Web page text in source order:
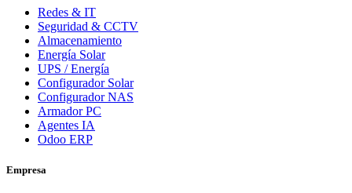
Redes & IT
Seguridad & CCTV
Almacenamiento
Energía Solar
UPS / Energía
Configurador Solar
Configurador NAS
Armador PC
Agentes IA
Odoo ERP
Empresa